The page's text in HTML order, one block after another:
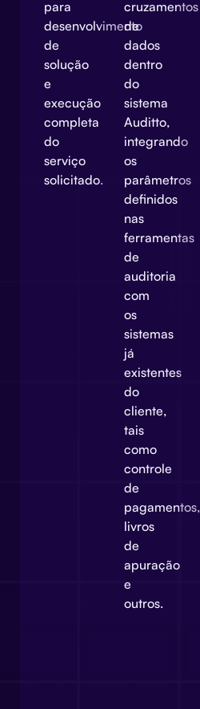
para
desenvolvimento
de
solução
e
execução
completa
do
serviço
solicitado.
cruzamentos
de
dados
dentro
do
sistema
Auditto,
integrando
os
parâmetros
definidos
nas
ferramentas
de
auditoria
com
os
sistemas
já
existentes
do
cliente,
tais
como
controle
de
pagamentos,
livros
de
apuração
e
outros.